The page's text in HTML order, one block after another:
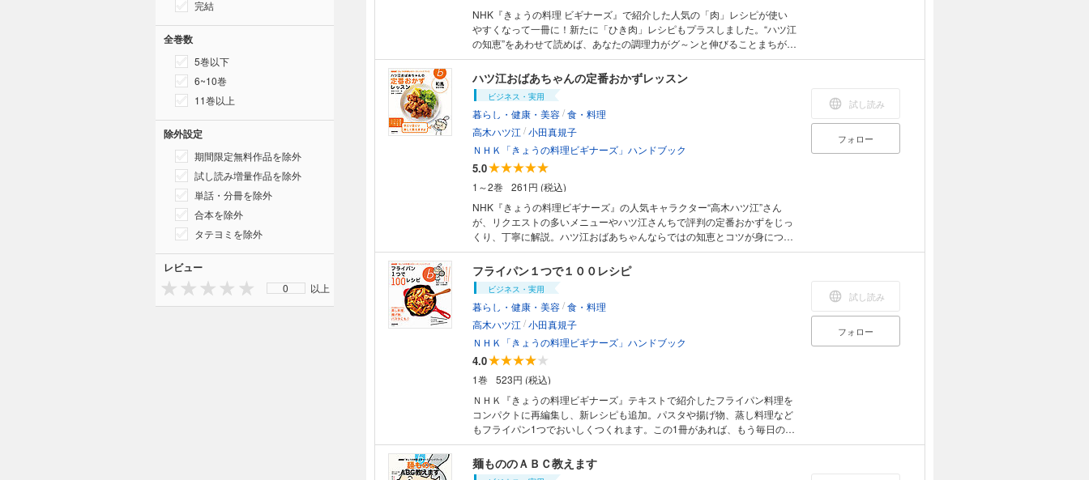
NHK『きょうの料理 ビギナーズ』で紹介した人気の「肉」レシピが使い
やすくなって一冊に！新たに「ひき肉」レシピもプラスしました。“ハツ江
の知恵”をあわせて読めば、あなたの調理力がグ～ンと伸びることまちがい
なし！ ※カラーコンテンツです。モノクロ端末などでは読みづらい場合が
あります。
ハツ江おばあちゃんの定番おかずレッスン
ビジネス・実用
暮らし・健康・美容/食・料理
高木ハツ江 /小田真規子
ＮＨＫ「きょうの料理ビギナーズ」ハンドブック
5.0
1～2巻
261円 (税込)
NHK『きょうの料理ビギナーズ』の人気キャラクター“高木ハツ江”さん
が、リクエストの多いメニューやハツ江さんちで評判の定番おかずをじっ
くり、丁寧に解説。ハツ江おばあちゃんならではの知恵とコツが身につき
ます。初めての人や、料理が苦手な人にもぜひ！ 【掲載レシピ】：鶏のか
ら揚げ／豚のしょうが焼き／卵焼き／筑前煮／肉じゃが／豚の角煮／さば
のみそ煮／あじの塩焼き／きゅうりと豚肉の炒め物／もやしと豚バラの重
ね蒸し／豚カツ／かき揚げ／豚しゃぶのとろろがけ／たこときゅうりの酢
の物／炊き込みご飯 ※カラーコンテンツです。モノクロ端末などでは読み
づらい場合があります。
試し読み
フォロー
フライパン１つで１００レシピ
ビジネス・実用
暮らし・健康・美容/食・料理
高木ハツ江 /小田真規子
ＮＨＫ「きょうの料理ビギナーズ」ハンドブック
4.0
1巻
523円 (税込)
ＮＨＫ『きょうの料理ビギナーズ』テキストで紹介したフライパン料理を
コンパクトに再編集し、新レシピも追加。パスタや揚げ物、蒸し料理など
もフライパン1つでおいしくつくれます。この1冊があれば、もう毎日の料
理に困りません。 ※カラーコンテンツです。モノクロ端末などでは読みづ
らい場合があります。
試し読み
フォロー
麺もののＡＢＣ教えます
完結
全巻数
5巻以下
6~10巻
11巻以上
除外設定
期間限定無料作品を除外
試し読み増量作品を除外
単話・分冊を除外
合本を除外
タテヨミを除外
レビュー
0 以上